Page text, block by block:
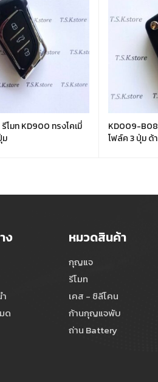
โมท KD900 ทรงโคเมี่
ม
KD009-
โฟล์ค 3 ปุ่ม ด้
ง
ด
หมวดสินค้า
กุญแจ
รีโมท
เคส - ซิลีโคน
ก้านกุญแจพับ
ถ่าน Battery